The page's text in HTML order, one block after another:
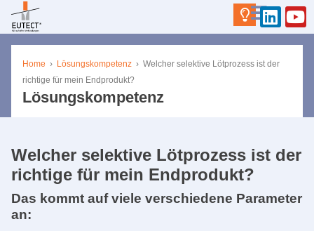
Home › Lösungskompetenz › Welcher selektive Lötprozess ist der
richtige für mein Endprodukt?
Lösungskompetenz
Welcher selektive Lötprozess ist der
richtige für mein Endprodukt?
Das kommt auf viele verschiedene Parameter
an: